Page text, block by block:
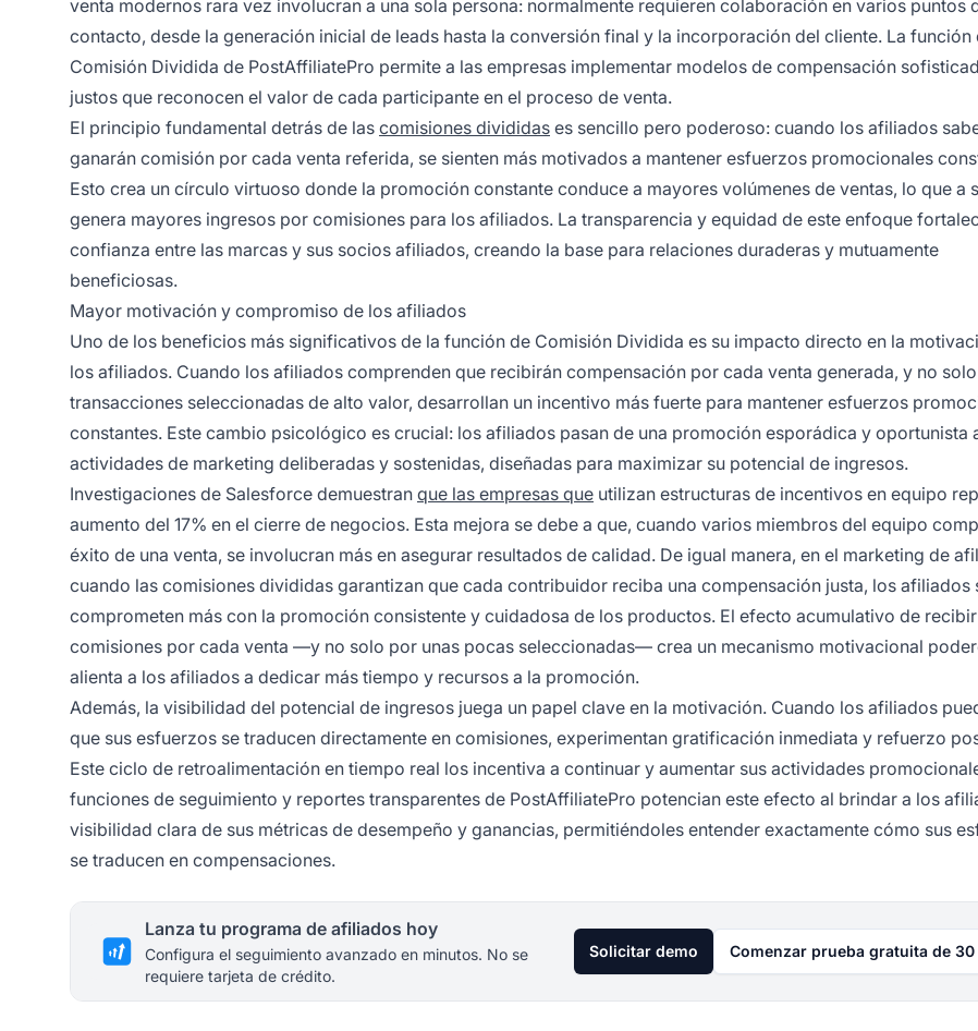
venta modernos rara vez involucran a una sola persona: normalmente requieren colaboración en varios puntos
contacto, desde la generación inicial de leads hasta la conversión final y la incorporación del cliente. La función
Comisión Dividida de PostAffiliatePro permite a las empresas implementar modelos de compensación
justos que reconocen el valor de cada participante en el proceso de venta.
El principio fundamental detrás de las comisiones divididas es sencillo pero poderoso: cuando los afiliados
ganarán comisión por cada venta referida, se sienten más motivados a mantener esfuerzos promocionales
Esto crea un círculo virtuoso donde la promoción constante conduce a mayores volúmenes de ventas, lo que a
genera mayores ingresos por comisiones para los afiliados. La transparencia y equidad de este enfoque
confianza entre las marcas y sus socios afiliados, creando la base para relaciones duraderas y mutuamente
beneficiosas.
Mayor motivación y compromiso de los afiliados
Uno de los beneficios más significativos de la función de Comisión Dividida es su impacto directo en la
los afiliados. Cuando los afiliados comprenden que recibirán compensación por cada venta generada, y no
transacciones seleccionadas de alto valor, desarrollan un incentivo más fuerte para mantener esfuerzos
constantes. Este cambio psicológico es crucial: los afiliados pasan de una promoción esporádica y oportunista
actividades de marketing deliberadas y sostenidas, diseñadas para maximizar su potencial de ingresos.
Investigaciones de Salesforce demuestran que las empresas que utilizan estructuras de incentivos en equipo
aumento del 17% en el cierre de negocios. Esta mejora se debe a que, cuando varios miembros del equipo
éxito de una venta, se involucran más en asegurar resultados de calidad. De igual manera, en el marketing de
cuando las comisiones divididas garantizan que cada contribuidor reciba una compensación justa, los afiliados
comprometen más con la promoción consistente y cuidadosa de los productos. El efecto acumulativo de recibir
comisiones por cada venta —y no solo por unas pocas seleccionadas— crea un mecanismo motivacional
alienta a los afiliados a dedicar más tiempo y recursos a la promoción.
Además, la visibilidad del potencial de ingresos juega un papel clave en la motivación. Cuando los afiliados
que sus esfuerzos se traducen directamente en comisiones, experimentan gratificación inmediata y refuerzo
Este ciclo de retroalimentación en tiempo real los incentiva a continuar y aumentar sus actividades
funciones de seguimiento y reportes transparentes de PostAffiliatePro potencian este efecto al brindar a los
visibilidad clara de sus métricas de desempeño y ganancias, permitiéndoles entender exactamente cómo sus
se traducen en compensaciones.
Lanza tu programa de afiliados hoy
Configura el seguimiento avanzado en minutos. No se
requiere tarjeta de crédito.
Solicitar demo Comenzar prueba gratuita de 30